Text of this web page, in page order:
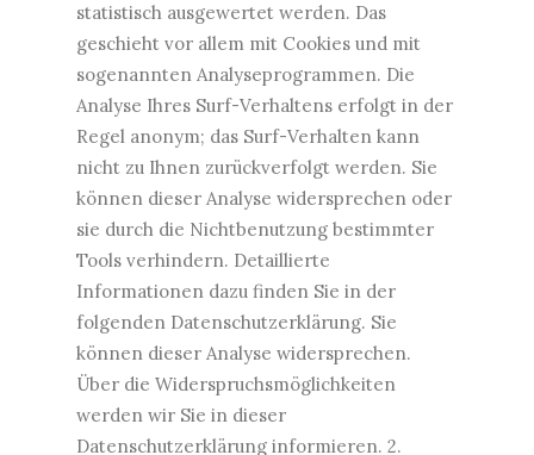
statistisch ausgewertet werden. Das
geschieht vor allem mit Cookies und mit
sogenannten Analyseprogrammen. Die
Analyse Ihres Surf-Verhaltens erfolgt in der
Regel anonym; das Surf-Verhalten kann
nicht zu Ihnen zurückverfolgt werden. Sie
können dieser Analyse widersprechen oder
sie durch die Nichtbenutzung bestimmter
Tools verhindern. Detaillierte
Informationen dazu finden Sie in der
folgenden Datenschutzerklärung. Sie
können dieser Analyse widersprechen.
Über die Widerspruchsmöglichkeiten
werden wir Sie in dieser
Datenschutzerklärung informieren. 2.